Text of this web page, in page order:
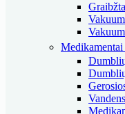
Medikamentai